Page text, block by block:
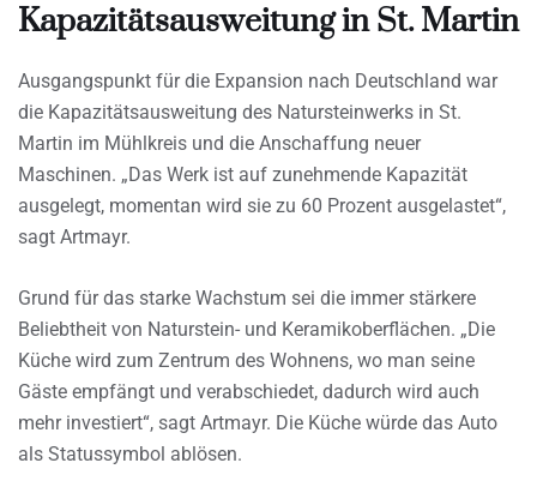
Kapazitätsausweitung in St. Martin
Ausgangspunkt für die Expansion nach Deutschland war
die Kapazitätsausweitung des Natursteinwerks in St.
Martin im Mühlkreis und die Anschaffung neuer
Maschinen. „Das Werk ist auf zunehmende Kapazität
ausgelegt, momentan wird sie zu 60 Prozent ausgelastet“,
sagt Artmayr.
Grund für das starke Wachstum sei die immer stärkere
Beliebtheit von Naturstein- und Keramikoberflächen. „Die
Küche wird zum Zentrum des Wohnens, wo man seine
Gäste empfängt und verabschiedet, dadurch wird auch
mehr investiert“, sagt Artmayr. Die Küche würde das Auto
als Statussymbol ablösen.